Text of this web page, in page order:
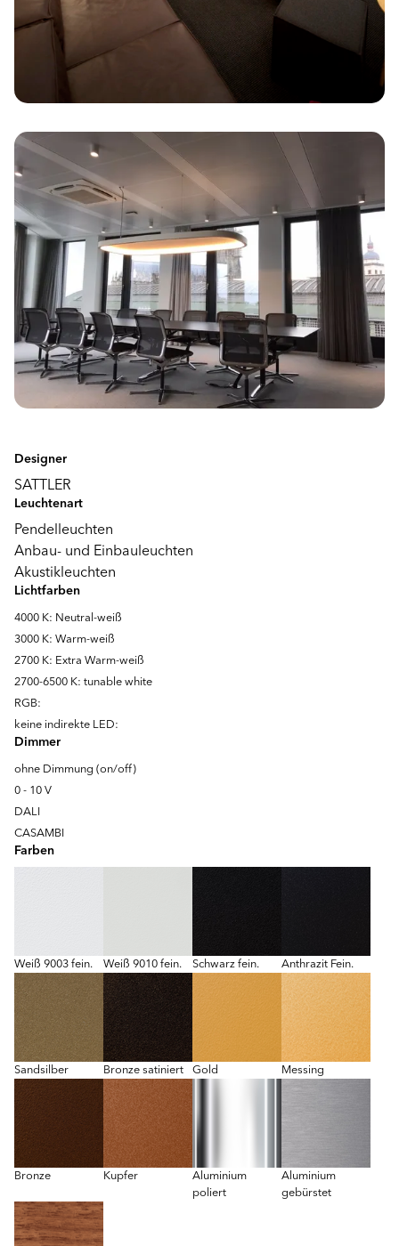
Designer
SATTLER
Leuchtenart
Pendelleuchten
Anbau- und Einbauleuchten
Akustikleuchten
Lichtfarben
4000 K: Neutral-weiß
3000 K: Warm-weiß
2700 K: Extra Warm-weiß
2700-6500 K: tunable white
RGB:
keine indirekte LED:
Dimmer
ohne Dimmung (on/off)
0 - 10 V
DALI
CASAMBI
Farben
Weiß 9003 fein. Weiß 9010 fein. Schwarz fein. Anthrazit Fein.
Sandsilber Bronze satiniert Gold Messing
Bronze Kupfer
Aluminium
poliert
Aluminium
gebürstet